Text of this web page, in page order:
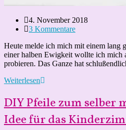
Beitrag
veröffentlicht:
4. November 2018
Beitrags-
3 Kommentare
Heute melde ich mich mit einem lang
einer halben Ewigkeit wollte ich mich
probieren. Das Ganze hat
WeiterlesenDIY
Tür
aus
Eisstäbchen
–
DIY Pfeile zum selber
Idee für das